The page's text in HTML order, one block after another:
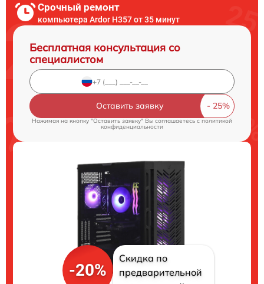
Срочный ремонт
компьютера Ardor H357 от 35 минут
Бесплатная консультация со
специалистом
Оставить заявку
Нажимая на кнопку "Оставить заявку" Вы соглашаетесь cполитикой
конфиденциальности
-20%
Скидка по
предварительной